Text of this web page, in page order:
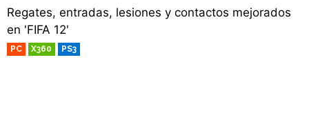
Regates, entradas, lesiones y contactos mejorados
en 'FIFA 12'
PC X360 PS3